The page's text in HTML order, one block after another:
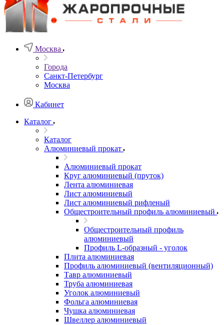
Москва
Города
Санкт-Петербург
Москва
Кабинет
Каталог
Каталог
Алюминиевый прокат
Алюминиевый прокат
Круг алюминиевый (пруток)
Лента алюминиевая
Лист алюминиевый
Лист алюминиевый рифленый
Общестроительный профиль алюминиевый
Общестроительный профиль
алюминиевый
Профиль L-образный - уголок
Плита алюминиевая
Профиль алюминиевый (вентиляционный)
Тавр алюминиевый
Труба алюминиевая
Уголок алюминиевый
Фольга алюминиевая
Чушка алюминиевая
Швеллер алюминиевый